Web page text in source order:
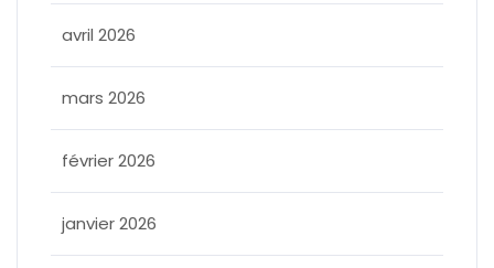
avril 2026
mars 2026
février 2026
janvier 2026